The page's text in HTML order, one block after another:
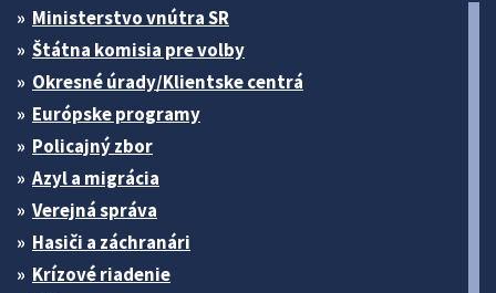
Ministerstvo vnútra SR
Štátna komisia pre volby
Okresné úrady/Klientske centrá
Európske programy
Policajný zbor
Azyl a migrácia
Verejná správa
Hasiči a záchranári
Krízové riadenie